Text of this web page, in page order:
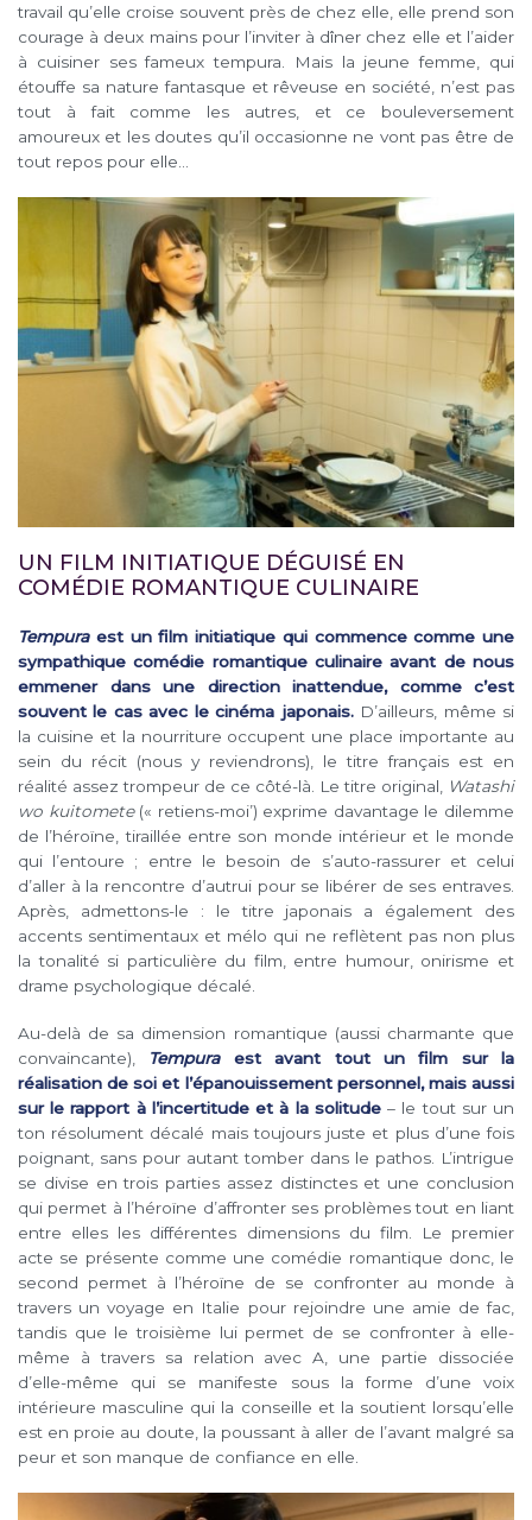
travail qu’elle croise souvent près de chez elle, elle prend son
courage à deux mains pour l’inviter à dîner chez elle et l’aider
à cuisiner ses fameux tempura. Mais la jeune femme, qui
étouffe sa nature fantasque et rêveuse en société, n’est pas
tout à fait comme les autres, et ce bouleversement
amoureux et les doutes qu’il occasionne ne vont pas être de
tout repos pour elle…
UN FILM INITIATIQUE DÉGUISÉ EN
COMÉDIE ROMANTIQUE CULINAIRE
Tempuraest un film initiatique qui commence comme une
sympathique comédie romantique culinaire avant de nous
emmener dans une direction inattendue, comme c’est
souvent le cas avec le cinéma japonais.D’ailleurs, même si
la cuisine et la nourriture occupent une place importante au
sein du récit (nous y reviendrons), le titre français est en
réalité assez trompeur de ce côté-là. Le titre original,
Watashi
wo kuitomete(« retiens-moi’) exprime davantage le dilemme
de l’héroïne, tiraillée entre son monde intérieur et le monde
qui l’entoure ; entre le besoin de s’auto-rassurer et celui
d’aller à la rencontre d’autrui pour se libérer de ses entraves.
Après, admettons-le : le titre japonais a également des
accents sentimentaux et mélo qui ne reflètent pas non plus
la tonalité si particulière du film, entre humour, onirisme et
drame psychologique décalé.
Au-delà de sa dimension romantique (aussi charmante que
convaincante),
Tempuraest avant tout un film sur la
réalisation de soi et l’épanouissement personnel, mais aussi
sur le rapport à l’incertitude et à la solitude– le tout sur un
ton résolument décalé mais toujours juste et plus d’une fois
poignant, sans pour autant tomber dans le pathos. L’intrigue
se divise en trois parties assez distinctes et une conclusion
qui permet à l’héroïne d’affronter ses problèmes tout en liant
entre elles les différentes dimensions du film. Le premier
acte se présente comme une comédie romantique donc, le
second permet à l’héroïne de se confronter au monde à
travers un voyage en Italie pour rejoindre une amie de fac,
tandis que le troisième lui permet de se confronter à elle-
même à travers sa relation avec A, une partie dissociée
d’elle-même qui se manifeste sous la forme d’une voix
intérieure masculine qui la conseille et la soutient lorsqu’elle
est en proie au doute, la poussant à aller de l’avant malgré sa
peur et son manque de confiance en elle.